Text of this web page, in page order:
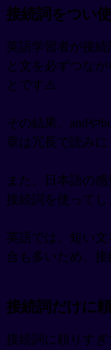
接続詞をつい
英語学習者が接
と文を必ずつな
とです⚠️
その結果、andや
章は冗長で読みに
また、日本語の
接続詞を使ってし
英語では、短い
合も多いため、接
接続詞だけに
接続詞に頼りす